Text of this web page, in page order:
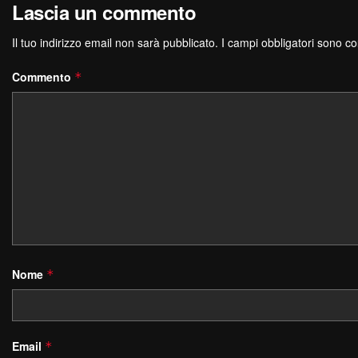
Lascia un commento
Il tuo indirizzo email non sarà pubblicato. I campi obbligatori sono
Commento *
Nome *
Email *